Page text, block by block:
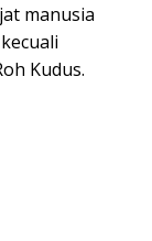
manusia
Kudus.